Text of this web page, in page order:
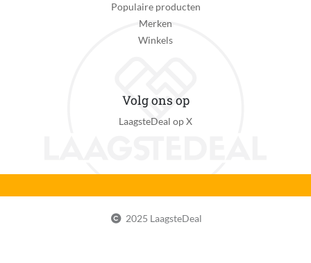
Populaire producten
Merken
Winkels
Volg ons op
LaagsteDeal op X
2025 LaagsteDeal